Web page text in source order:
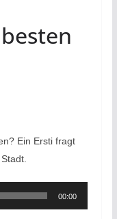
Ein Ersti fragt
00:00